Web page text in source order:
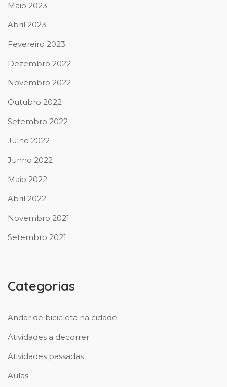
Maio 2023
Abril 2023
Fevereiro 2023
Dezembro 2022
Novembro 2022
Outubro 2022
Setembro 2022
Julho 2022
Junho 2022
Maio 2022
Abril 2022
Novembro 2021
Setembro 2021
Categorias
Andar de bicicleta na cidade
Atividades a decorrer
Atividades passadas
Aulas